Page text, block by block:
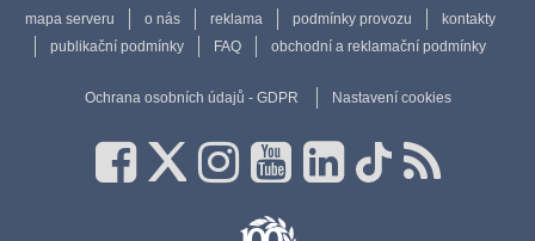
mapa serveru o nás reklama podmínky provozu
kontakty
publikační podmínky
FAQ obchodní a reklamační podmínky
Ochrana osobních údajů - GDPR Nastavení cookies